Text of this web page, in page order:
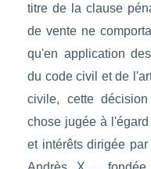
titre de la clause
de vente ne
qu'en application
du code civil et de
civile, cette
chose jugée à
et intérêts dirigée